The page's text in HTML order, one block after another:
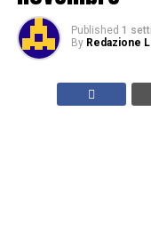
Published 1
By Redazione